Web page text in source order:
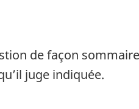
de façon
juge indiquée.